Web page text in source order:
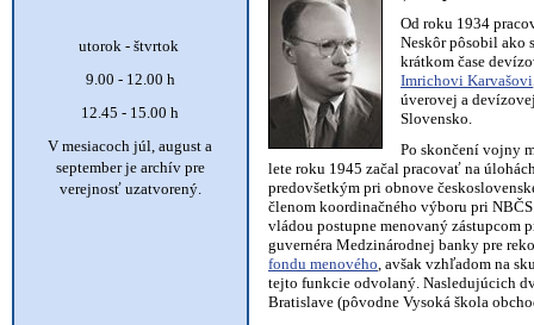
utorok - štvrtok
9.00 - 12.00 h
12.45 - 15.00 h
V mesiacoch júl, august a
september je archív pre
verejnosť uzatvorený.
Od roku 1934
Neskôr pôsobil ako
krátkom čase
Imrichovi Karvašovi
úverovej a
Slovensko.
Po skončení vojny
lete roku 1945 začal pracovať na
predovšetkým pri obnove
členom koordinačného výboru pri
vládou postupne menovaný zástupcom
guvernéra Medzinárodnej banky pre
fondu menového, avšak vzhľadom na
tejto funkcie odvolaný. Nasledujúcich
Bratislave (pôvodne Vysoká škola